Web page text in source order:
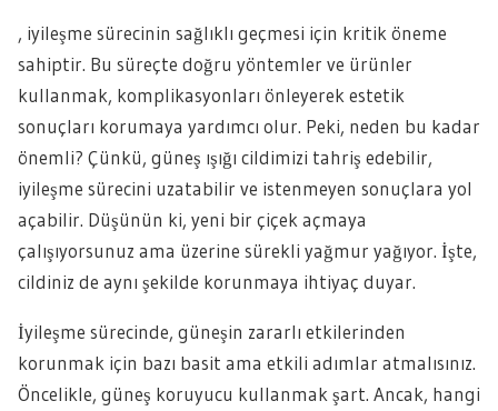
, iyileşme sürecinin sağlıklı geçmesi için kritik öneme
sahiptir. Bu süreçte doğru yöntemler ve ürünler
kullanmak, komplikasyonları önleyerek estetik
sonuçları korumaya yardımcı olur. Peki, neden bu kadar
önemli? Çünkü, güneş ışığı cildimizi tahriş edebilir,
iyileşme sürecini uzatabilir ve istenmeyen sonuçlara yol
açabilir. Düşünün ki, yeni bir çiçek açmaya
çalışıyorsunuz ama üzerine sürekli yağmur yağıyor. İşte,
cildiniz de aynı şekilde korunmaya ihtiyaç duyar.
İyileşme sürecinde, güneşin zararlı etkilerinden
korunmak için bazı basit ama etkili adımlar atmalısınız.
Öncelikle, güneş koruyucu kullanmak şart. Ancak, hangi